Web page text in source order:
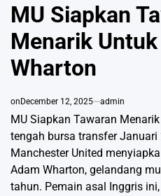
IN
MU Siapkan
Menarik
Wharton
on December 12, 2025 admin
MU Siapkan Tawaran
tengah bursa transfer
Manchester United
Adam Wharton, gelandang
tahun. Pemain asal Inggris